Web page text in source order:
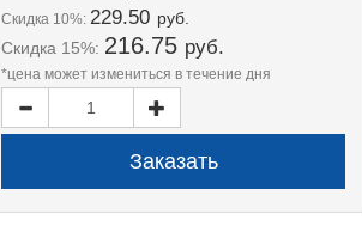
Скидка 10%:229.50 руб.
Скидка 15%: 216.75 руб.
*цена может измениться в течение дня